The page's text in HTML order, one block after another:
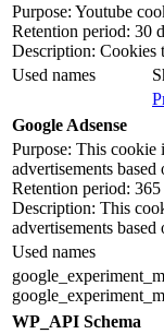
Purpose: Youtube
Retention period: 30
Description: Cookies
Used names
Google Adsense
Purpose: This cookie
advertisements
Retention period: 365
Description: This
advertisements
Used names
WP_API Schema